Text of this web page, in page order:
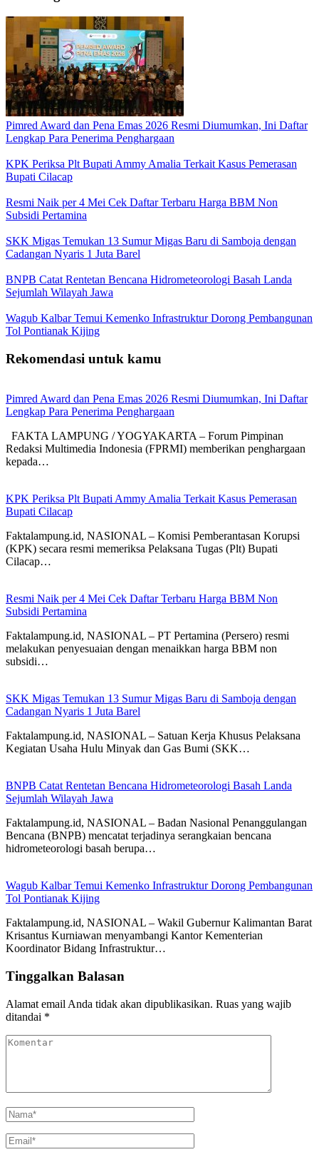
Pimred Award dan Pena Emas 2026 Resmi Diumumkan, Ini Daftar
Lengkap Para Penerima Penghargaan
KPK Periksa Plt Bupati Ammy Amalia Terkait Kasus Pemerasan
Bupati Cilacap
Resmi Naik per 4 Mei Cek Daftar Terbaru Harga BBM Non
Subsidi Pertamina
SKK Migas Temukan 13 Sumur Migas Baru di Samboja dengan
Cadangan Nyaris 1 Juta Barel
BNPB Catat Rentetan Bencana Hidrometeorologi Basah Landa
Sejumlah Wilayah Jawa
Wagub Kalbar Temui Kemenko Infrastruktur Dorong Pembangunan
Tol Pontianak Kijing
Rekomendasi untuk kamu
Pimred Award dan Pena Emas 2026 Resmi Diumumkan, Ini Daftar
Lengkap Para Penerima Penghargaan
FAKTA LAMPUNG / YOGYAKARTA – Forum Pimpinan
Redaksi Multimedia Indonesia (FPRMI) memberikan penghargaan
kepada…
KPK Periksa Plt Bupati Ammy Amalia Terkait Kasus Pemerasan
Bupati Cilacap
Faktalampung.id, NASIONAL – Komisi Pemberantasan Korupsi
(KPK) secara resmi memeriksa Pelaksana Tugas (Plt) Bupati
Cilacap…
Resmi Naik per 4 Mei Cek Daftar Terbaru Harga BBM Non
Subsidi Pertamina
Faktalampung.id, NASIONAL – PT Pertamina (Persero) resmi
melakukan penyesuaian dengan menaikkan harga BBM non
subsidi…
SKK Migas Temukan 13 Sumur Migas Baru di Samboja dengan
Cadangan Nyaris 1 Juta Barel
Faktalampung.id, NASIONAL – Satuan Kerja Khusus Pelaksana
Kegiatan Usaha Hulu Minyak dan Gas Bumi (SKK…
BNPB Catat Rentetan Bencana Hidrometeorologi Basah Landa
Sejumlah Wilayah Jawa
Faktalampung.id, NASIONAL – Badan Nasional Penanggulangan
Bencana (BNPB) mencatat terjadinya serangkaian bencana
hidrometeorologi basah berupa…
Wagub Kalbar Temui Kemenko Infrastruktur Dorong Pembangunan
Tol Pontianak Kijing
Faktalampung.id, NASIONAL – Wakil Gubernur Kalimantan Barat
Krisantus Kurniawan menyambangi Kantor Kementerian
Koordinator Bidang Infrastruktur…
Tinggalkan Balasan
Alamat email Anda tidak akan dipublikasikan. Ruas yang wajib
ditandai *